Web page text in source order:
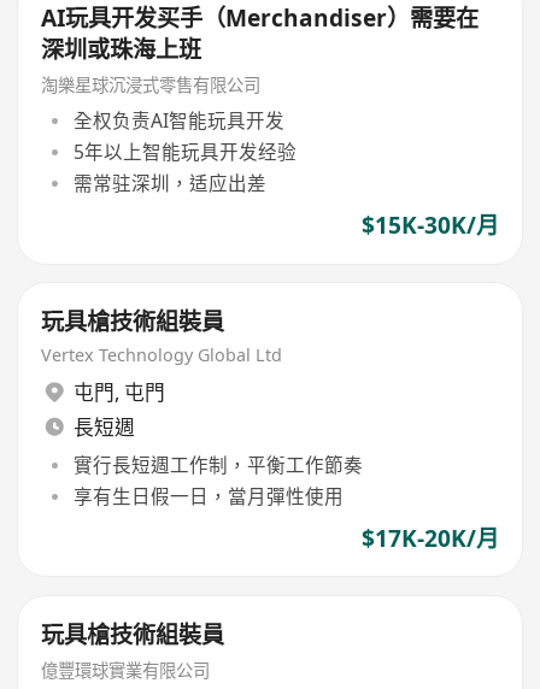
AI玩具开发买手（Merchandiser）需要在
深圳或珠海上班
淘樂星球沉浸式零售有限公司
全权负责AI智能玩具开发
5年以上智能玩具开发经验
需常驻深圳，适应出差
$15K-30K/月
玩具槍技術組裝員
Vertex Technology Global Ltd
屯門, 屯門
長短週
實行長短週工作制，平衡工作節奏
享有生日假一日，當月彈性使用
$17K-20K/月
玩具槍技術組裝員
億豐環球實業有限公司